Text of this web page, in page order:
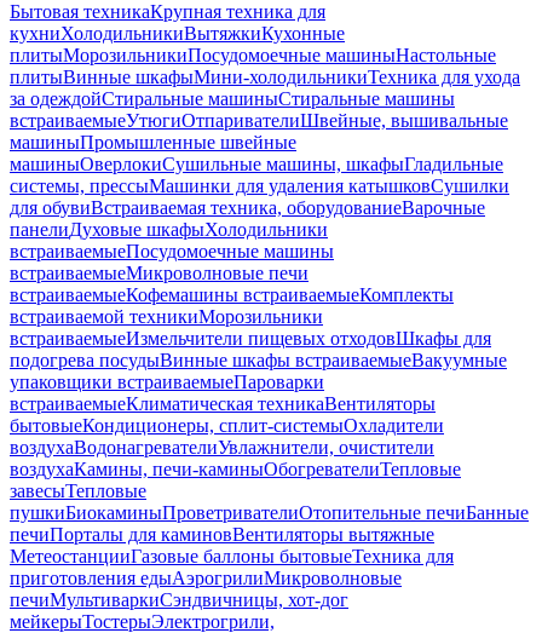
Бытовая техникаКрупная техника для
кухниХолодильникиВытяжкиКухонные
плитыМорозильникиПосудомоечные машиныНастольные
плитыВинные шкафыМини-холодильникиТехника для ухода
за одеждойСтиральные машиныСтиральные машины
встраиваемыеУтюгиОтпаривателиШвейные, вышивальные
машиныПромышленные швейные
машиныОверлокиСушильные машины, шкафыГладильные
системы, прессыМашинки для удаления катышковСушилки
для обувиВстраиваемая техника, оборудованиеВарочные
панелиДуховые шкафыХолодильники
встраиваемыеПосудомоечные машины
встраиваемыеМикроволновые печи
встраиваемыеКофемашины встраиваемыеКомплекты
встраиваемой техникиМорозильники
встраиваемыеИзмельчители пищевых отходовШкафы для
подогрева посудыВинные шкафы встраиваемыеВакуумные
упаковщики встраиваемыеПароварки
встраиваемыеКлиматическая техникаВентиляторы
бытовыеКондиционеры, сплит-системыОхладители
воздухаВодонагревателиУвлажнители, очистители
воздухаКамины, печи-каминыОбогревателиТепловые
завесыТепловые
пушкиБиокаминыПроветривателиОтопительные печиБанные
печиПорталы для каминовВентиляторы вытяжные
МетеостанцииГазовые баллоны бытовыеТехника для
приготовления едыАэрогрилиМикроволновые
печиМультиваркиСэндвичницы, хот-дог
мейкерыТостерыЭлектрогрили,